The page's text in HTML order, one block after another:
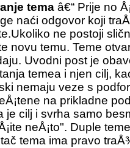
temaâ€“ Prije no
naći odgovor koji
ne postoji
novu temu. Teme
Uvodni post je
temea i njen cilj,
nemaju veze s
na prikladne
je cilj i svrha samo
neÅ¡to". Duple
tema ima pravo